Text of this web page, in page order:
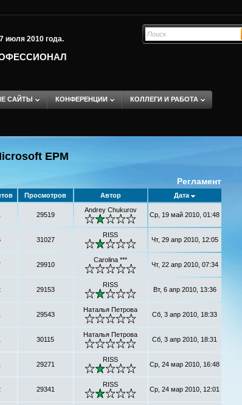
июля 2010 года.
САЙТЫ КОНФЕРЕНЦИИ КОЛЛЕГИ И РАБОТА
EPM
Регламент
Просмотров Автор
Дата
29519
Andrey Chukurov
Ср, 19 май 2010, 01:48
31027
RISS
Чт, 29 апр 2010, 12:05
29910
Carolina ***
Чт, 22 апр 2010, 07:34
29153
RISS
Вт, 6 апр 2010, 13:36
29543
Наталья Петрова
Сб, 3 апр 2010, 18:33
30115
Наталья Петрова
Сб, 3 апр 2010, 18:31
29271
RISS
Ср, 24 мар 2010, 16:48
29341
RISS
Ср, 24 мар 2010, 12:01